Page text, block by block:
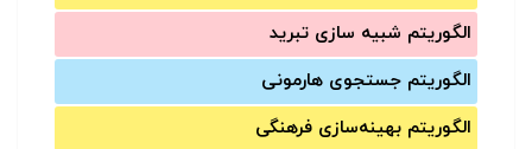
الگوریتم شبیه سازی تبرید
الگوریتم جستجوی هارمونی
الگوریتم بهینه‌سازی فرهنگی